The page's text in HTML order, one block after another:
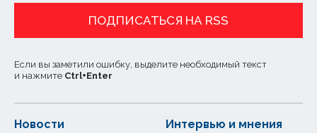
ПОДПИСАТЬСЯ НА RSS
Если вы заметили ошибку, выделите необходимый текст
и нажмите Ctrl+Enter
Новости Интервью и мнения